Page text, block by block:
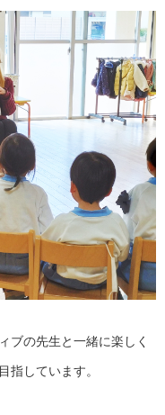
ブの先生と一緒に楽しく
指しています。